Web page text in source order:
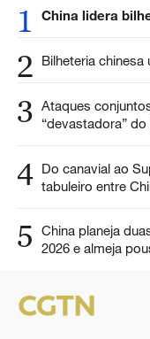
1 China lidera
2 Bilheteria
3 Ataques
“devastadora” do
4 Do canavial ao
tabuleiro entre
5
China planeja
2026 e almeja